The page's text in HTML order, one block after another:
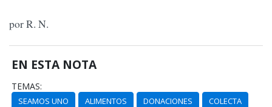
por R. N.
EN ESTA NOTA
TEMAS:
SEAMOS UNO ALIMENTOS DONACIONES
COLECTA